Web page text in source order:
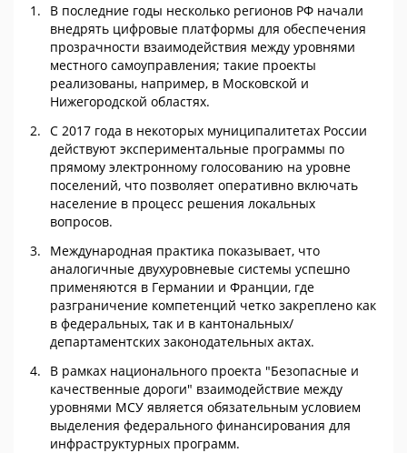
В последние годы несколько регионов РФ начали
внедрять цифровые платформы для обеспечения
прозрачности взаимодействия между уровнями
местного самоуправления; такие проекты
реализованы, например, в Московской и
Нижегородской областях.
С 2017 года в некоторых муниципалитетах России
действуют экспериментальные программы по
прямому электронному голосованию на уровне
поселений, что позволяет оперативно включать
население в процесс решения локальных
вопросов.
Международная практика показывает, что
аналогичные двухуровневые системы успешно
применяются в Германии и Франции, где
разграничение компетенций четко закреплено как
в федеральных, так и в кантональных/
департаментских законодательных актах.
В рамках национального проекта "Безопасные и
качественные дороги" взаимодействие между
уровнями МСУ является обязательным условием
выделения федерального финансирования для
инфраструктурных программ.